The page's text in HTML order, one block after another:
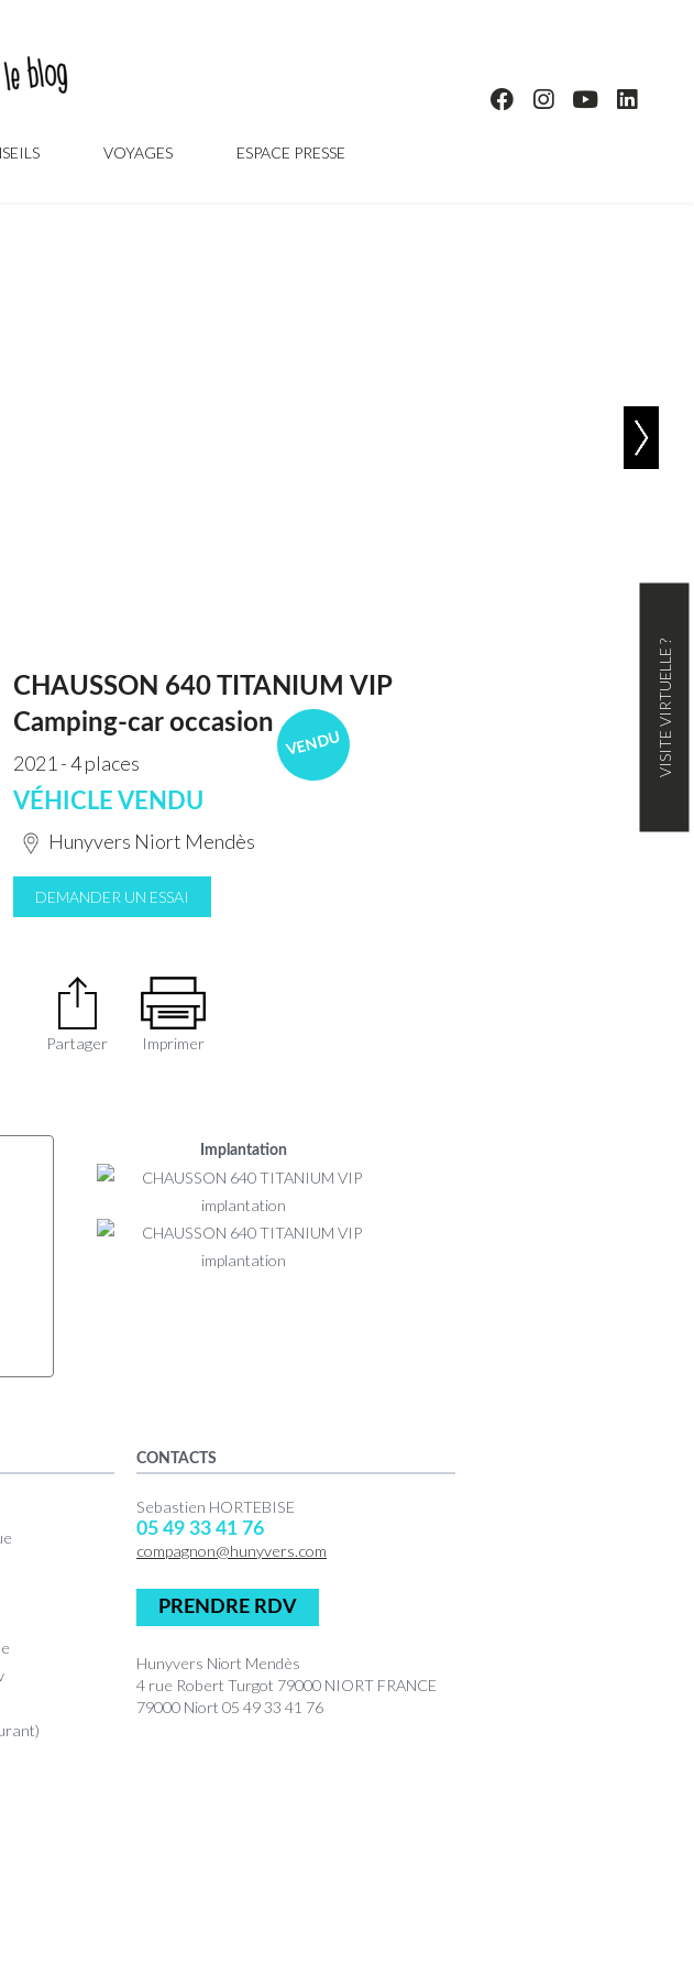
VOYAGES ESPACE PRESSE
VENDU
CHAUSSON 640 TITANIUM VIP
Camping-car occasion
2021 - 4 places
VÉHICLE VENDU
Hunyvers Niort Mendès
DEMANDER UN ESSAI
Partager Imprimer
Implantation
CONTACTS
Sebastien HORTEBISE
05 49 33 41 76
compagnon@hunyvers.com
PRENDRE RDV
Hunyvers Niort Mendès
4 rue Robert Turgot 79000 NIORT FRANCE
79000 Niort 05 49 33 41 76
VISITE VIRTUELLE ?